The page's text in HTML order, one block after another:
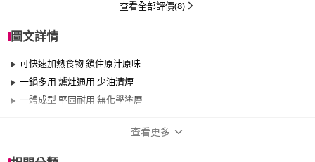
查看全部評價(8)
圖文詳情
可快速加熱食物 鎖住原汁原味
一鍋多用 爐灶通用 少油清煙
一體成型 堅固耐用 無化學塗層
查看更多